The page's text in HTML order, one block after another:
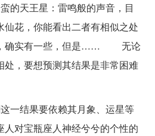
的天王星：雷鸣般的声音，目
花，你能看出二者有相似之处
，确实有一些，但是…… 无论
处，要想预测其结果是非常困难
一结果要依赖其月象、运星等
对宝瓶座人神经兮兮的个性的